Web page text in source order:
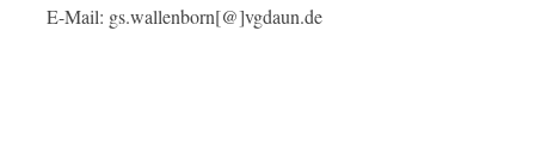
E-Mail: gs.wallenborn[@]vgdaun.de